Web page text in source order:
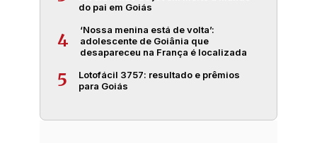
do pai em Goiás
4
‘Nossa menina está de volta’:
adolescente de Goiânia que
desapareceu na França é localizada
5
Lotofácil 3757: resultado e prêmios
para Goiás